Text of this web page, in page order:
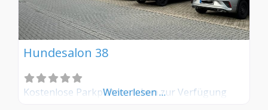
Hundesalon 38
Kostenlose Parkplätze stehen zur Verfügung
Weiterlesen …